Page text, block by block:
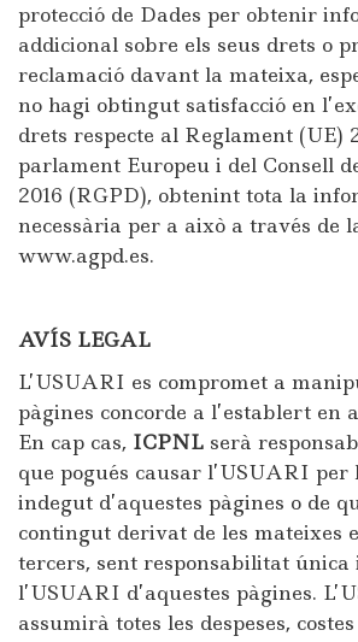
protecció de Dades per obtenir
addicional sobre els seus drets o
reclamació davant la mateixa,
no hagi obtingut satisfacció en
drets respecte al Reglament (UE)
parlament Europeu i del Consell
2016 (RGPD), obtenint tota la
necessària per a això a través de
www.agpd.es.
AVÍS LEGAL
L’USUARI es compromet a
pàgines concorde a l’establert en
En cap cas, ICPNL serà
que pogués causar l’USUARI per
indegut d’aquestes pàgines o de
contingut derivat de les mateixes
tercers, sent responsabilitat única
l’USUARI d’aquestes pàgines.
assumirà totes les despeses,